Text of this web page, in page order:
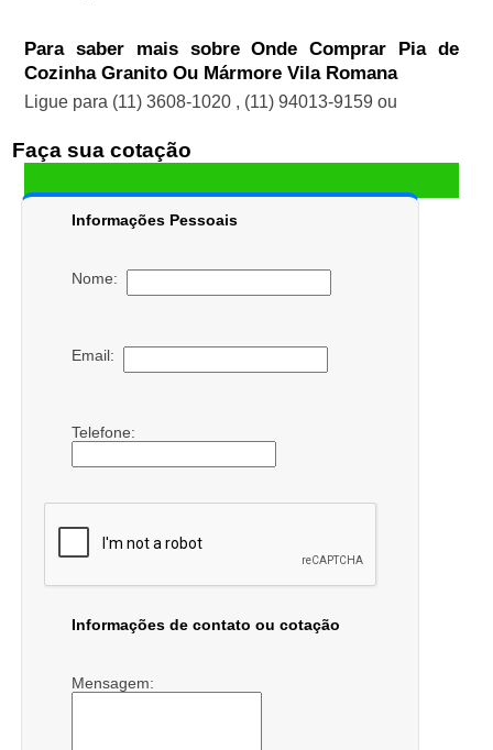
Para saber mais sobre Onde Comprar Pia de
Cozinha Granito Ou Mármore Vila Romana
Ligue para (11) 3608-1020 , (11) 94013-9159 ou
Faça sua cotação
Informações Pessoais
Nome:
Email:
Telefone:
Informações de contato ou cotação
Mensagem: